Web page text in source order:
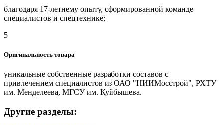
благодаря 17-летнему опыту, сформированной команде
специалистов и спецтехнике;
5
Оригинальность товара
уникальные собственные разработки составов с
привлечением специалистов из ОАО "НИИМосстрой", РХТУ
им. Менделеева, МГСУ им. Куйбышева.
Другие разделы: